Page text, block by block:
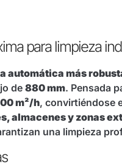
para limpieza
automática más
de 880 mm. Pensada
m²/h, convirtiéndose
almacenes y zonas
una limpieza